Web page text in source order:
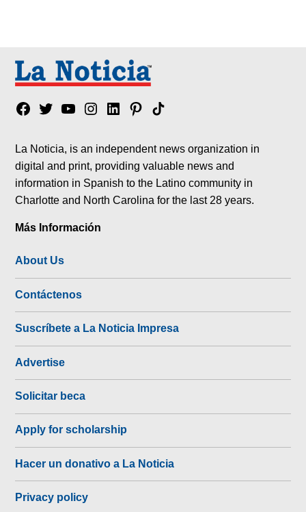
Facebook
TwitterYouTubeInstagram
LinkedinPinterest
Tik
La Noticia, is an independent news organization in
digital and print, providing valuable news and
information in Spanish to the Latino community in
Charlotte and North Carolina for the last 28 years.
Más Información
About Us
Contáctenos
Suscríbete a La Noticia Impresa
Advertise
Solicitar beca
Apply for scholarship
Hacer un donativo a La Noticia
Privacy policy